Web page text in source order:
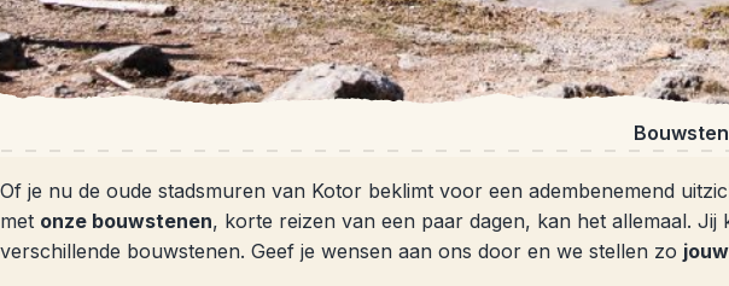
Of je nu de oude stadsmuren van Kotor beklimt voor een adembenemend
met onze bouwstenen, korte reizen van een paar dagen, kan het allemaal.
verschillende bouwstenen. Geef je wensen aan ons door en we stellen zo